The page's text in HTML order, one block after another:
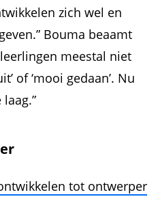
zich wel en
Bouma beaamt
meestal niet
of ‘mooi gedaan’. Nu
tot ontwerper